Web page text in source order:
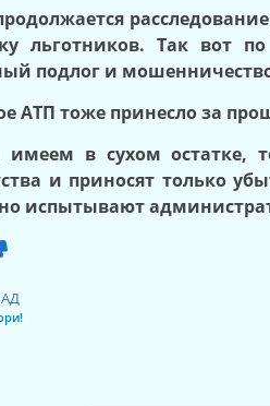
льготников. Так вот
подлог и
АТП тоже принесло за
в сухом остатке,
и приносят только
испытывают